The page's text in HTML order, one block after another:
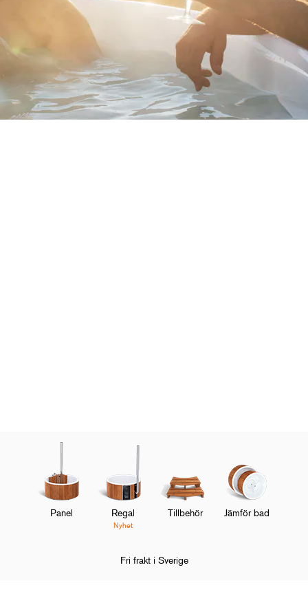
Panel Regal
Nyhet
Tillbehör Jämför bad
Fri frakt i Sverige